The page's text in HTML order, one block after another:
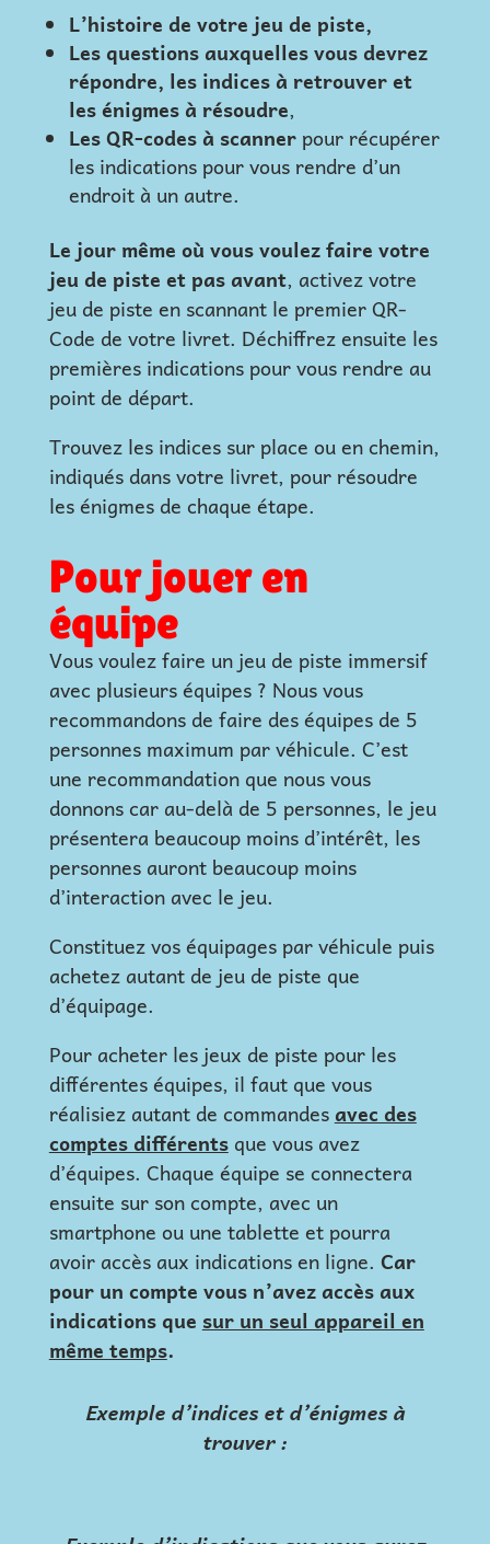
L’histoire de votre jeu de piste,
Les questions auxquelles vous devrez
répondre, les indices à retrouver et
les énigmes à résoudre,
Les QR-codes à scannerpour récupérer
les indications pour vous rendre d’un
endroit à un autre.
Le jour même où vous voulez faire votre
jeu de piste et pas avant, activez votre
jeu de piste en scannant le premier QR-
Code de votre livret. Déchiffrez ensuite les
premières indications pour vous rendre au
point de départ.
Trouvez les indices sur place ou en chemin,
indiqués dans votre livret, pour résoudre
les énigmes de chaque étape.
Pour jouer en
équipe
Vous voulez faire un jeu de piste immersif
avec plusieurs équipes ? Nous vous
recommandons de faire des équipes de 5
personnes maximum par véhicule. C’est
une recommandation que nous vous
donnons car au-delà de 5 personnes, le jeu
présentera beaucoup moins d’intérêt, les
personnes auront beaucoup moins
d’interaction avec le jeu.
Constituez vos équipages par véhicule puis
achetez autant de jeu de piste que
d’équipage.
Pour acheter les jeux de piste pour les
différentes équipes, il faut que vous
réalisiez autant de commandes avec des
comptes différents que vous avez
d’équipes. Chaque équipe se connectera
ensuite sur son compte, avec un
smartphone ou une tablette et pourra
avoir accès aux indications en ligne. Car
pour un compte vous n’avez accès aux
indications que sur un seul appareil en
même temps.
Exemple d’indices et d’énigmes à
trouver :